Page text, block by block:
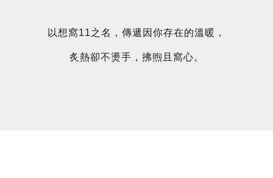
以想窩11之名，傳遞因你存在的溫暖，
炙熱卻不燙手，拂煦且窩心。